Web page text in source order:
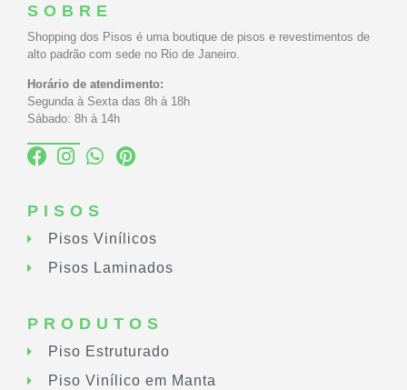
SOBRE
Shopping dos Pisos é uma boutique de pisos e revestimentos de
alto padrão com sede no Rio de Janeiro.
Horário de atendimento:
Segunda à Sexta das 8h à 18h
Sábado: 8h à 14h
PISOS
Pisos Vinílicos
Pisos Laminados
PRODUTOS
Piso Estruturado
Piso Vinílico em Manta